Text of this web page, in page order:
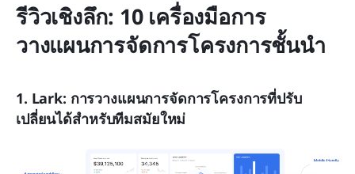
รีวิวเชิงลึก: 10 เครื่องมือการ
วางแผนการจัดการโครงการชั้นนำ
1. Lark: การวางแผนการจัดการโครงการที่ปรับ
เปลี่ยนได้สำหรับทีมสมัยใหม่